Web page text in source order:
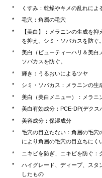
くすみ：乾燥やキメの乱れによ
毛穴：角層の毛穴
【美白】：メラニンの生成を
を抑え、シミ・ソバカスを防ぐ。
美白（ビューティーハリ＆美白
ソバカスを防ぐ。
輝き：うるおいによるツヤ
シミ・ソバカス：メラニンの生
美白（美白メニュー）：メラニ
美白有効成分：PCE-DP(デクス
美容成分：保湿成分
毛穴の目立たない：角層の毛穴
により角層の毛穴の目立ちにく
ニキビを防ぎ、ニキビを防ぐ：
ハイグレード、ディープ、スタ
したもの